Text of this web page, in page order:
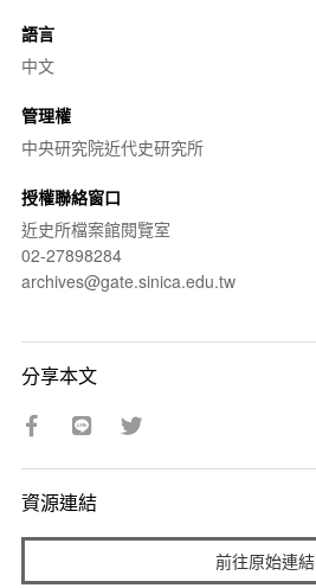
語言
中文
管理權
中央研究院近代史研究所
授權聯絡窗口
近史所檔案館閱覽室
02-27898284
archives@gate.sinica.edu.tw
分享本文
資源連結
前往原始連結